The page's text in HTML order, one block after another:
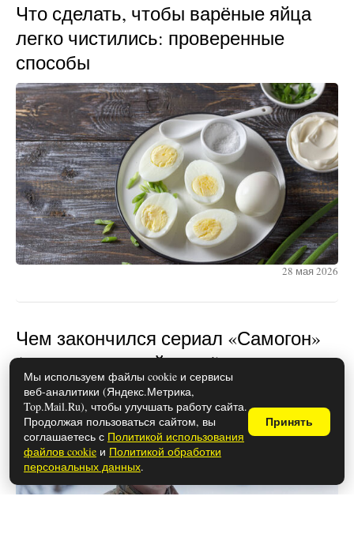
Что сделать, чтобы варёные яйца
легко чистились: проверенные
способы
28 мая 2026
Чем закончился сериал «Самогон»
(осторожно, спойлеры!)
Мы используем файлы cookie и сервисы
веб-аналитики (Яндекс.Метрика,
Top.Mail.Ru), чтобы улучшать работу сайта.
Продолжая пользоваться сайтом, вы
соглашаетесь с Политикой использования
файлов cookie и Политикой обработки
персональных данных.
Принять